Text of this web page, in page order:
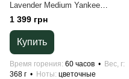
Lavender Medium Yankee
Candle
1 399 грн
Купить
Время горения 60 часов
Вес, г
368 г
Ноты цветочные